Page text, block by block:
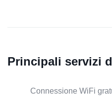
Principali servizi
Connessione WiFi